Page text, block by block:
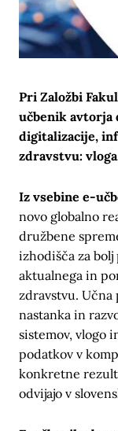
Pri Založbi
učbenik avtorja
digitalizacije,
zdravstvu:
Iz vsebine e-
novo globalno
družbene
izhodišča za bolj
aktualnega in
zdravstvu. Učna
nastanka in
sistemov, vlogo
podatkov v
konkretne
odvijajo v